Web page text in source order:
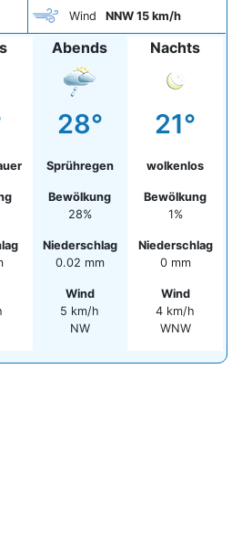
Wind NNW 15 km/h
Abends
28°
Sprühregen
Bewölkung
28%
Niederschlag
0.02 mm
Wind
5 km/h
NW
Nachts
21°
wolkenlos
Bewölkung
1%
Niederschlag
0 mm
Wind
4 km/h
WNW